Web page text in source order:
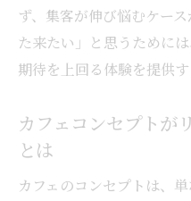
ず、集客が伸び悩むケー
た来たい」と思うために
期待を上回る体験を提供す
カフェコンセプトが
とは
カフェのコンセプトは、